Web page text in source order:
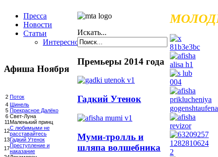
Пресса
Новости
Статьи
Интересное
Афиша Ноября
2 Поток
4 Шинель
5 Прекрасное Далёко
6 Свет-Луна
11Маленький принц
12С любимыми не
расставайтесь
13Гадкий Утенок
17Преступление и
наказание
Искать...
Премьеры 2014 года
Гадкий Утенок
Муми-тролль и
шляпа волшебника